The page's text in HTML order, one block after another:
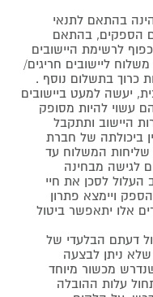
בהתאם לתנאי
הספקים, בהתאם
לרשימת היישובים
ליישובים חריגים/
כרוך בתשלום נוסף .
יעשה למעט ביישובים
עשוי להיות מסופק
היישוב ותתקבל
ביכולתה של חברת
המשלוח עד
לגישה מבחינה
העלול לסכן את חיי
ויימצא פתרון
אלו יתאפשר ביטול
דעתם הבלעדי של
ניתן לבצעה
מכשור מיוחד
עלות ההובלה